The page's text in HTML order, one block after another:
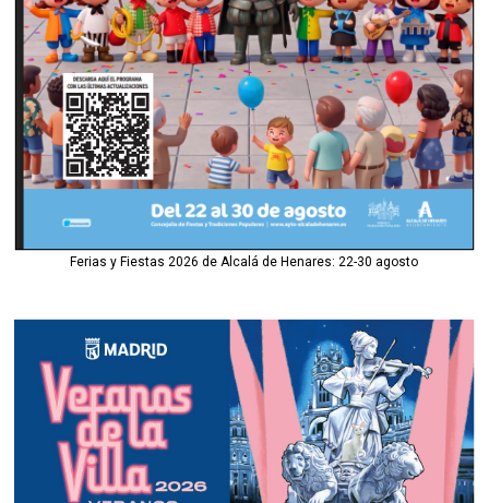
Ferias y Fiestas 2026 de Alcalá de Henares: 22-30 agosto